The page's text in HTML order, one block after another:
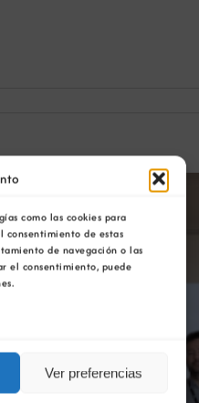
como las cookies para
consentimiento de estas
de navegación o las
el consentimiento, puede
Ver preferencias